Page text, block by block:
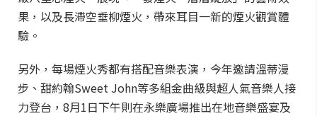
果，以及長滯空垂柳煙火，帶來耳目一新的煙火觀賞體
驗。
另外，每場煙火秀都有搭配音樂表演，今年邀請溫蒂漫
步、甜約翰Sweet John等多組金曲級與超人氣音樂人接
力登台，8月1日下午則在永樂廣場推出在地音樂盛宴及